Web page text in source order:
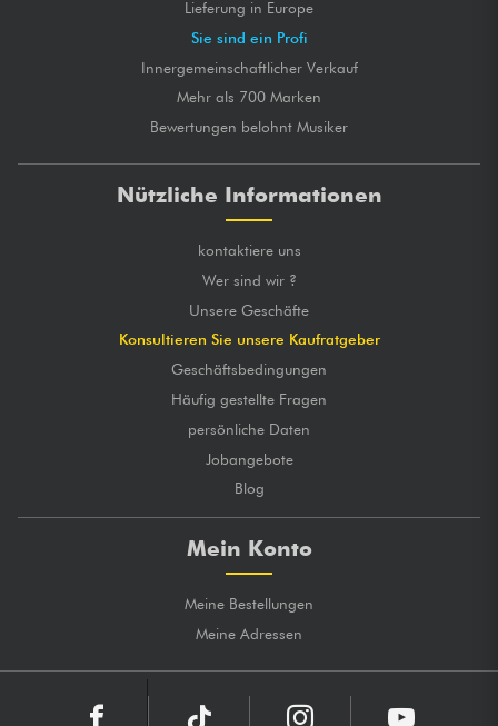
Lieferung in Europe
Sie sind ein Profi
Innergemeinschaftlicher Verkauf
Mehr als 700 Marken
Bewertungen belohnt Musiker
Nützliche Informationen
kontaktiere uns
Wer sind wir ?
Unsere Geschäfte
Konsultieren Sie unsere Kaufratgeber
Geschäftsbedingungen
Häufig gestellte Fragen
persönliche Daten
Jobangebote
Blog
Mein Konto
Meine Bestellungen
Meine Adressen